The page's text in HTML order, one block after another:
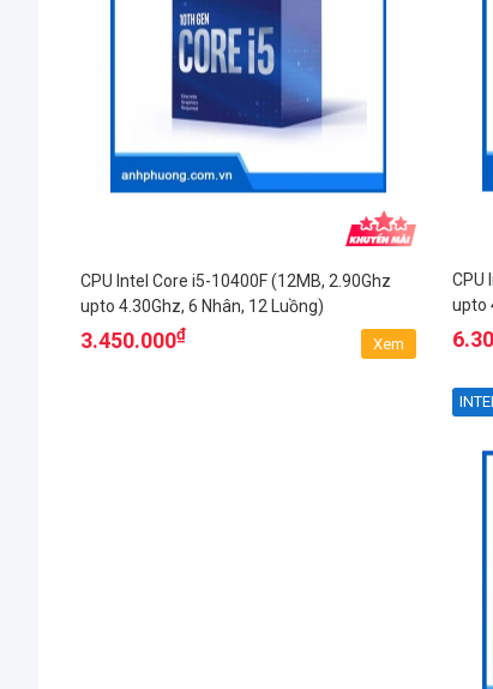
CPU Intel Core i5-10400F (12MB, 2.90Ghz
upto 4.30Ghz, 6 Nhân, 12 Luồng)
3.450.000₫
Xem
CPU
upto
INTEL